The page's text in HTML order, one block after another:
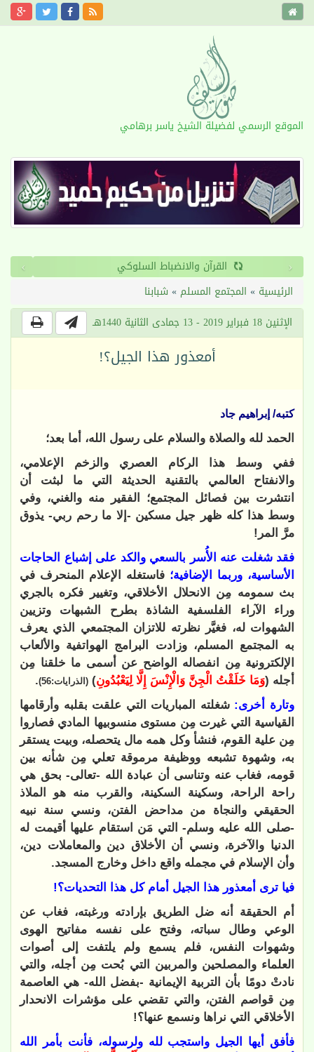
الموقع الرسمي لفضيلة الشيخ ياسر برهامي
القرآن والانضباط السلوكي ‹
›
الرئيسية » المجتمع المسلم » شبابنا
الإثنين 18 فبراير 2019 - 13 جمادى الثانية 1440هـ
أمعذور هذا الجيل؟!
كتبه/ إبراهيم جاد
الحمد لله والصلاة والسلام على رسول الله، أما بعد؛
ففي وسط هذا الركام العصري والزخم الإعلامي،
والانفتاح العالمي بالتقنية الحديثة التي ما لبثت أن
انتشرت بين فصائل المجتمع؛ الفقير منه والغني، وفي
وسط هذا كله ظهر جيل مسكين -إلا ما رحم ربي- يذوق
مرَّ المر!
فقد شغلت عنه الأُسر بالسعي والكد على إشباع الحاجات
الأساسية، وربما الإضافية؛ فاستغله الإعلام المنحرف في
بث سمومه مِن الانحلال الأخلاقي، وتغيير فكره بالجري
وراء الآراء الفلسفية الشاذة بطرح الشبهات وتزيين
الشهوات له، فغيَّر نظرته للاتزان المجتمعي الذي يعرف
به المجتمع المسلم، وزادت البرامج الهواتفية والألعاب
الإلكترونية مِن انفصاله الواضح عن أسمى ما خلقنا مِن
أجله (وَمَا خَلَقْتُ الْجِنَّ وَالْإِنْسَ إِلَّا لِيَعْبُدُونِ) (الذرايات:56)
.
وتارة أخرى: شغلته المباريات التي علقت بقلبه وأرقامها
القياسية التي غيرت مِن مستوى منسوبيها المادي فصاروا
مِن علية القوم، فنشأ وكل همه مال يتحصله، وبيت يستقر
به، وشهوة تشبعه ووظيفة مرموقة تعلي مِن شأنه بين
قومه، فغاب عنه وتناسى أن عبادة الله -تعالى- بحق هي
راحة الراحة، وسكينة السكينة، والقرب منه هو الملاذ
الحقيقي والنجاة من مداحض الفتن، ونسي سنة نبيه
-صلى الله عليه وسلم- التي مَن استقام عليها أقيمت له
الدنيا والآخرة، ونسي أن الأخلاق دين والمعاملات دين،
وأن الإسلام في مجمله واقع داخل وخارج المسجد.
فيا ترى أمعذور هذا الجيل أمام كل هذا التحديات؟!
أم الحقيقة أنه ضل الطريق بإرادته ورغبته، فغاب عن
الوعي وطال سباته، وفتح على نفسه مفاتيح الهوى
وشهوات النفس، فلم يسمع ولم يلتفت إلى أصوات
العلماء والمصلحين والمربين التي بُحت مِن أجله، والتي
نادتْ دومًا بأن التربية الإيمانية -بفضل الله- هي العاصمة
مِن قواصم الفتن، والتي تقضي على مؤشرات الانحدار
الأخلاقي التي نراها ونسمع عنها؟!
فأفق أيها الجيل واستجب لله ولرسوله، فأنت بأمر الله